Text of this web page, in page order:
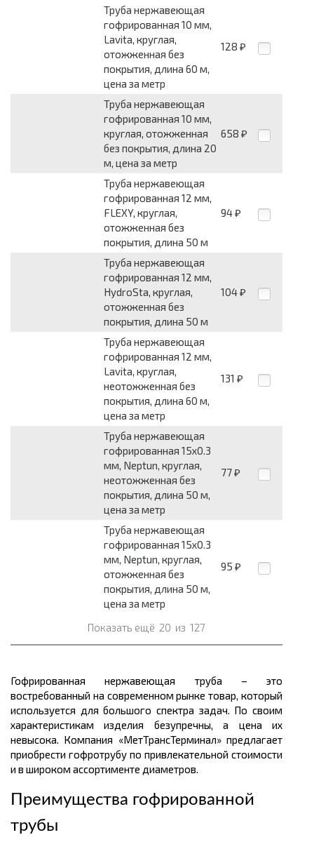
Труба нержавеющая
гофрированная 10 мм,
Lavita, круглая,
отожженная без
покрытия, длина 60 м,
цена за метр
128 ₽
Труба нержавеющая
гофрированная 10 мм,
круглая, отожженная
без покрытия, длина 20
м, цена за метр
658 ₽
Труба нержавеющая
гофрированная 12 мм,
FLEXY, круглая,
отожженная без
покрытия, длина 50 м
94 ₽
Труба нержавеющая
гофрированная 12 мм,
HydroSta, круглая,
отожженная без
покрытия, длина 50 м
104 ₽
Труба нержавеющая
гофрированная 12 мм,
Lavita, круглая,
неотожженная без
покрытия, длина 60 м,
цена за метр
131 ₽
Труба нержавеющая
гофрированная 15x0.3
мм, Neptun, круглая,
неотожженная без
покрытия, длина 50 м,
цена за метр
77 ₽
Труба нержавеющая
гофрированная 15x0.3
мм, Neptun, круглая,
отожженная без
покрытия, длина 50 м,
цена за метр
95 ₽
Показать ещё 20 из 127
Гофрированная нержавеющая труба – это
востребованный на современном рынке товар, который
используется для большого спектра задач. По своим
характеристикам изделия безупречны, а цена их
невысока. Компания «МетТрансТерминал» предлагает
приобрести гофротрубу по привлекательной стоимости
и в широком ассортименте диаметров.
Преимущества гофрированной
трубы